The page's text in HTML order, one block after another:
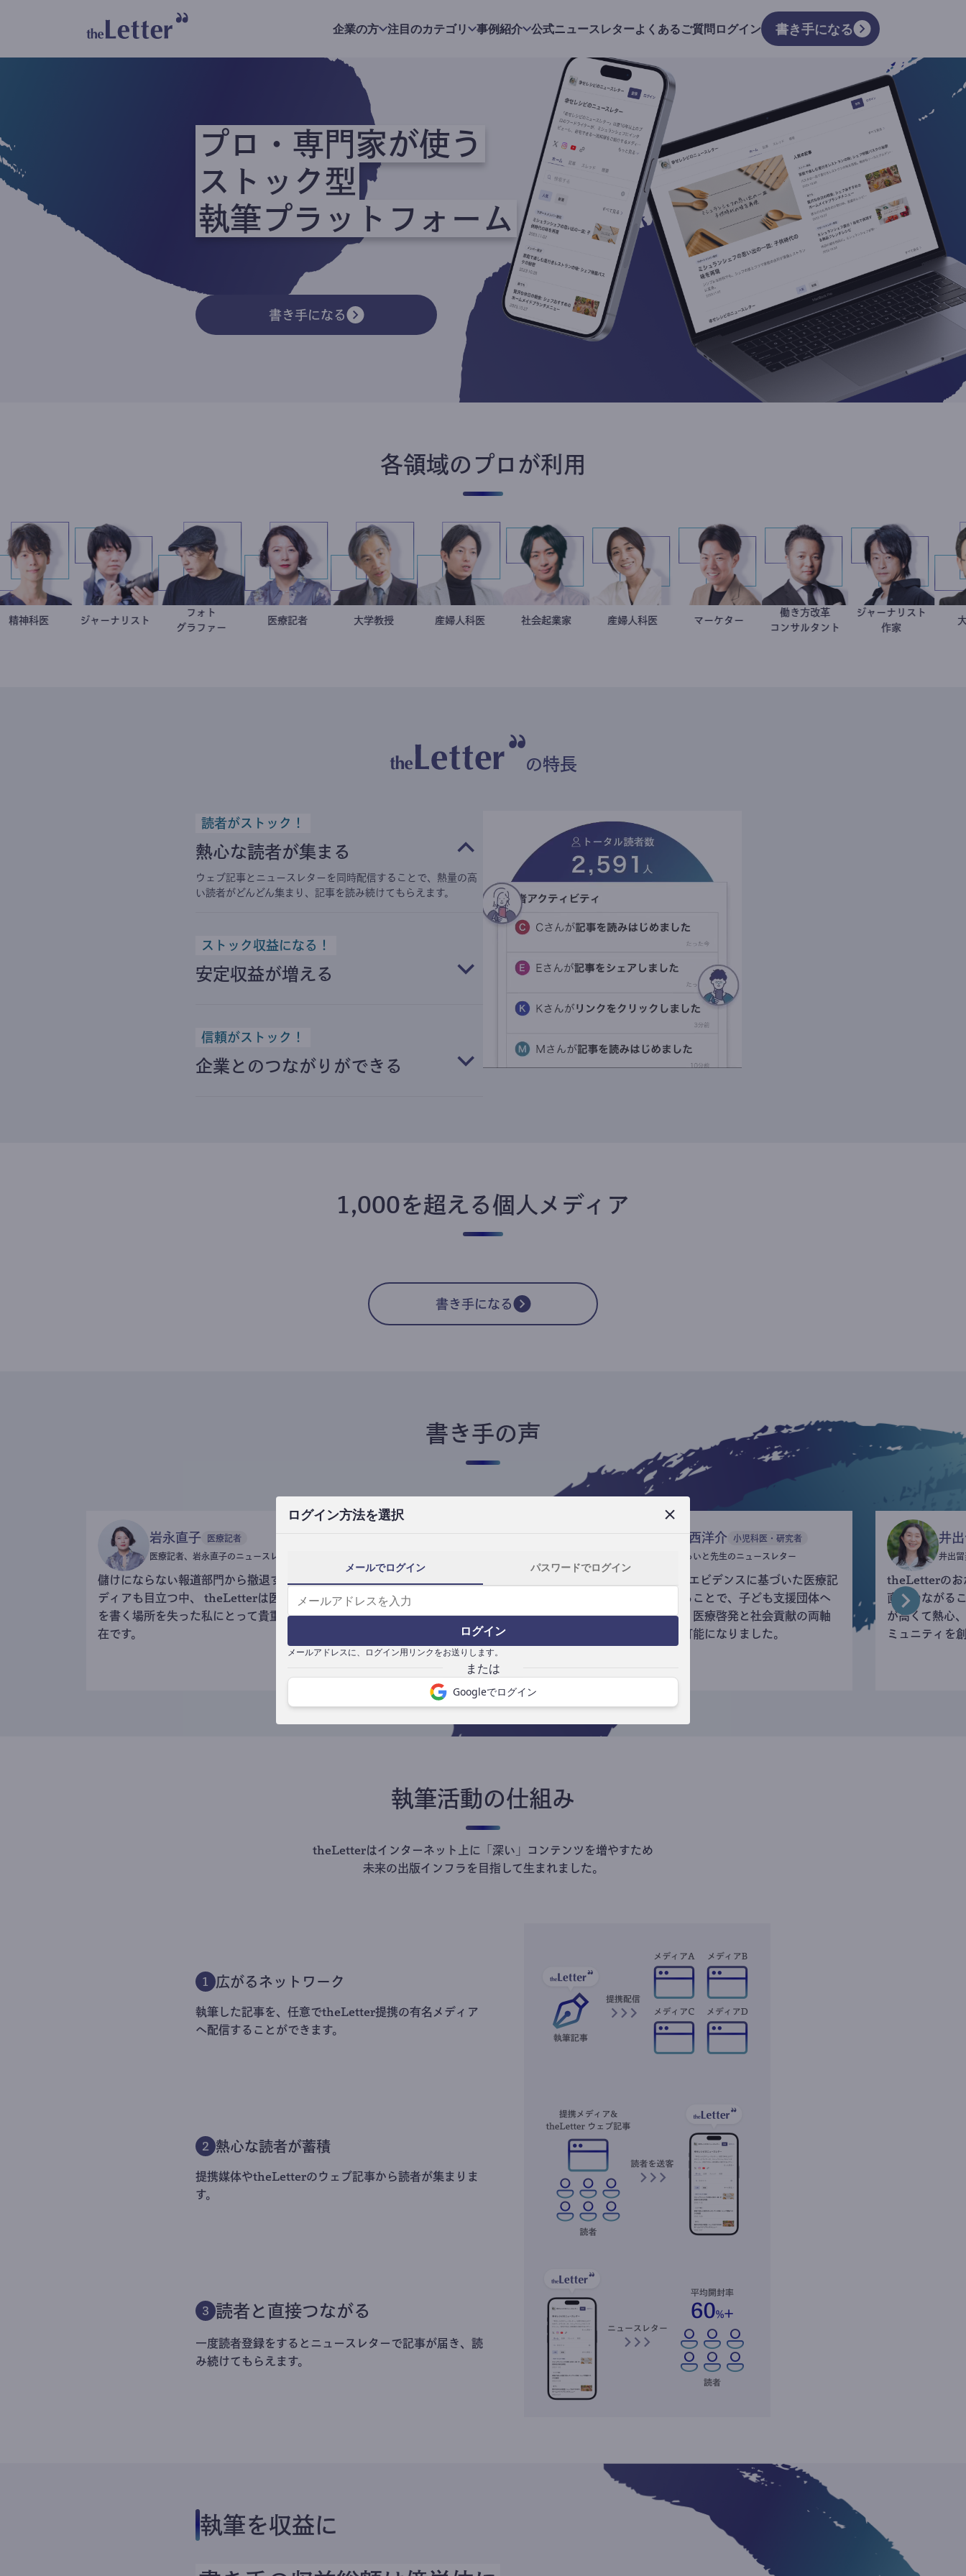
ログイン方法を選択
メールでログイン パスワードでログイン
ログイン
メールアドレスに、ログイン用リンクをお送りします。
Googleでログイン
企業の方 注目のカテゴリ 事例紹介 公式ニュースレターよくあるご質問ログイン 書き手になる
プロ・専門家が使う
ストック型
執筆プラットフォーム
書き手になる
各領域のプロが利用
藤野智哉
精神科医 志葉玲
ジャーナリスト 別所隆弘
フォト
グラファー
岩永直子
医療記者 加藤忠史
大学教授 重見大介
産婦人科医 駒崎弘樹
社会起業家 稲葉可奈子
産婦人科医 室谷良平
マーケター 新田龍
働き方改革
コンサルタント
鈴木エイト
ジャーナリスト
作家
の特長
読者がストック！
熱心な読者が集まる
ウェブ記事とニュースレターを同時配信することで、熱量の高
い読者がどんどん集まり、記事を読み続けてもらえます。
ストック収益になる！
安定収益が増える
信頼がストック！
企業とのつながりができる
1,000を超える個人メディア
書き手になる
書き手の声
岩永直子 医療記者
医療記者、岩永直子のニュースレター
儲けにならない報道部門から撤退するメ
ディアも目立つ中、 theLetterは医療記事
を書く場所を失った私にとって貴重な存
在です。
い距離で執筆できる場所です。
今西洋介 小児科医・研究者
ふらいと先生のニュースレター
theLetterでエビデンスに基づいた医療記
事を執筆することで、子ども支援団体へ
の寄付など、医療啓発と社会貢献の両軸
での活動が可能になりました。
井
井出
theLetterのお
直接つながる
が高くて熱心
ミュニティを
執筆活動の仕組み
theLetterはインターネット上に「深い」コンテンツを増やすため
未来の出版インフラを目指して生まれました。
1 広がるネットワーク
執筆した記事を、任意でtheLetter提携の有名メディア
へ配信することができます。
2 熱心な読者が蓄積
提携媒体やtheLetterのウェブ記事から読者が集まりま
す。
3 読者と直接つながる
一度読者登録をするとニュースレターで記事が届き、読
み続けてもらえます。
執筆を収益に